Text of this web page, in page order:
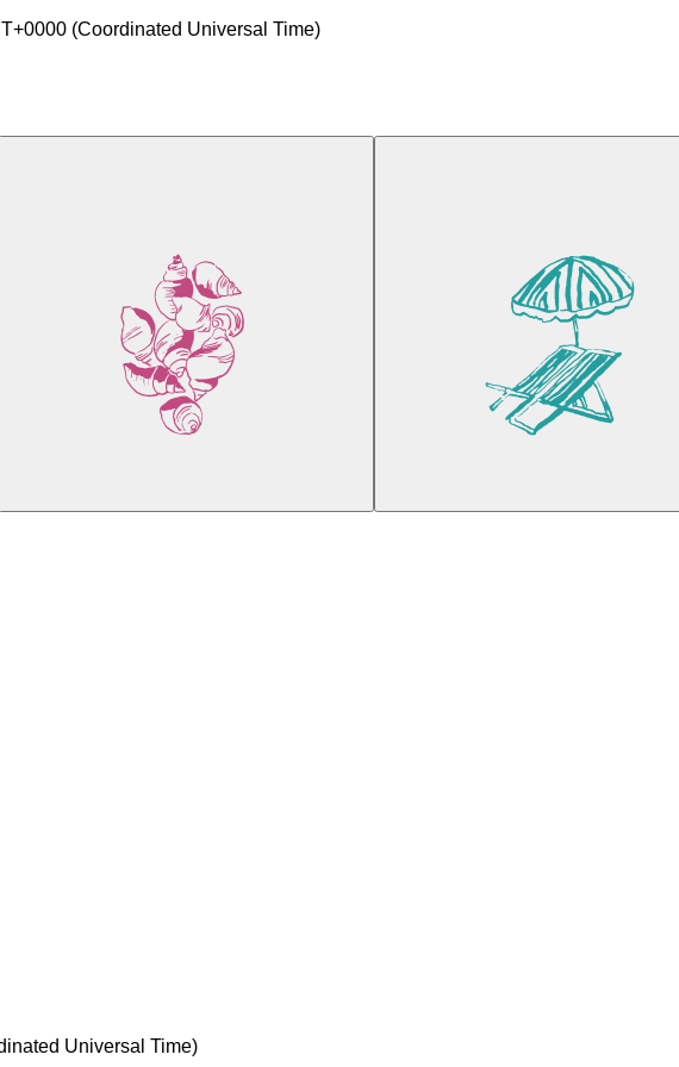
(Coordinated Universal Time)
Universal Time)